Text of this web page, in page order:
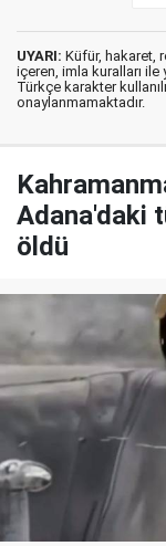
UYARI: Küfür, hakaret,
içeren, imla kuralları ile
Türkçe karakter
onaylanmamaktadır.
Adana'daki
öldü